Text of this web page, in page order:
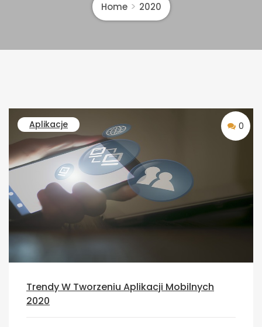
Home 2020
Aplikacje 0
Trendy W Tworzeniu Aplikacji Mobilnych
2020